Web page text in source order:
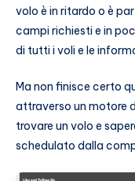
volo è in ritardo o è
campi richiesti e in
di tutti i voli e le
Ma non finisce certo
attraverso un motore
trovare un volo e
schedulato dalla